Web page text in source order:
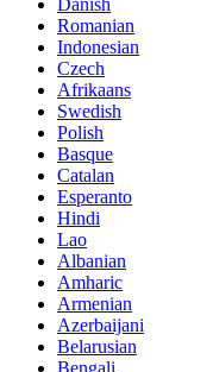
Danish
Romanian
Indonesian
Czech
Afrikaans
Swedish
Polish
Basque
Catalan
Esperanto
Hindi
Lao
Albanian
Amharic
Armenian
Azerbaijani
Belarusian